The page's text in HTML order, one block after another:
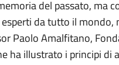
del passato, ma
da tutto il mondo,
Paolo Amalfitano,
ha illustrato i principi di